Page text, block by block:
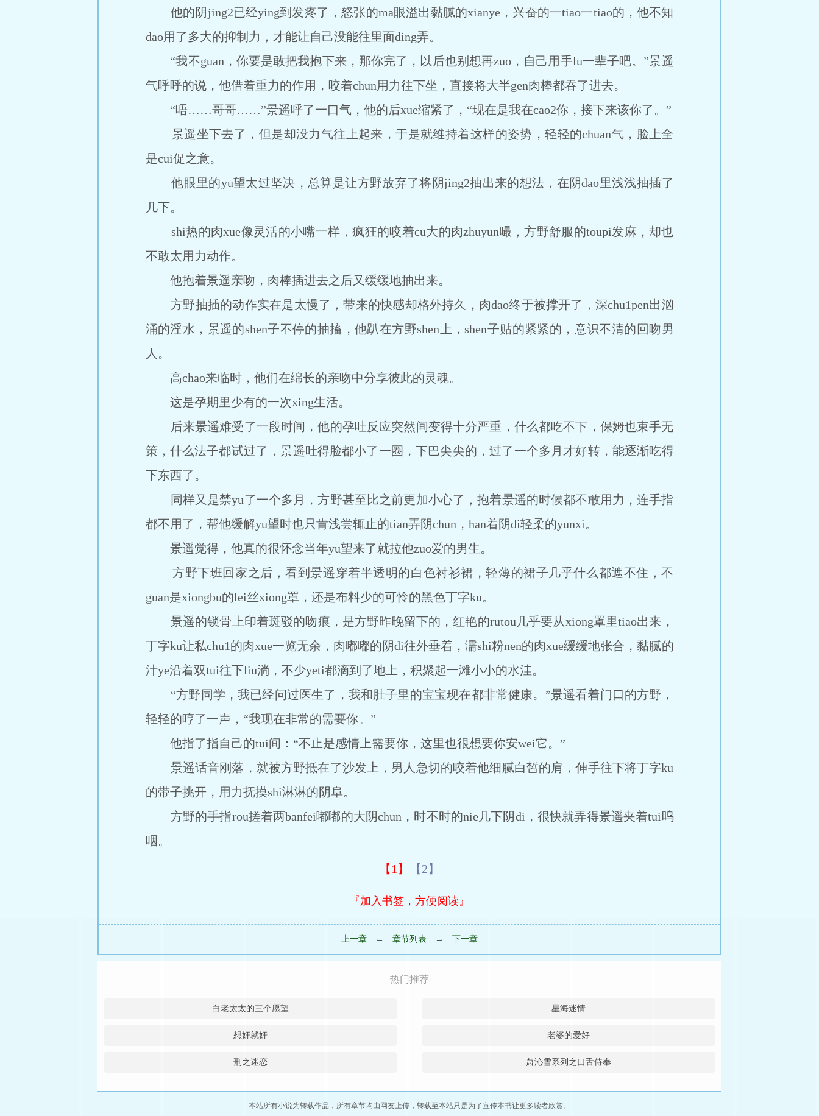
他的阴jing2已经ying到发疼了，怒张的ma眼溢出黏腻的xianye，兴奋的一tiao一tiao的，他不知
dao用了多大的抑制力，才能让自己没能往里面ding弄。
“我不guan，你要是敢把我抱下来，那你完了，以后也别想再zuo，自己用手lu一辈子吧。”景遥
气呼呼的说，他借着重力的作用，咬着chun用力往下坐，直接将大半gen肉棒都吞了进去。
“唔……哥哥……”景遥呼了一口气，他的后xue缩紧了，“现在是我在cao2你，接下来该你了。”
景遥坐下去了，但是却没力气往上起来，于是就维持着这样的姿势，轻轻的chuan气，脸上全
是cui促之意。
他眼里的yu望太过坚决，总算是让方野放弃了将阴jing2抽出来的想法，在阴dao里浅浅抽插了
几下。
shi热的肉xue像灵活的小嘴一样，疯狂的咬着cu大的肉zhuyun嘬，方野舒服的toupi发麻，却也
不敢太用力动作。
他抱着景遥亲吻，肉棒插进去之后又缓缓地抽出来。
方野抽插的动作实在是太慢了，带来的快感却格外持久，肉dao终于被撑开了，深chu1pen出汹
涌的淫水，景遥的shen子不停的抽搐，他趴在方野shen上，shen子贴的紧紧的，意识不清的回吻男
人。
高chao来临时，他们在绵长的亲吻中分享彼此的灵魂。
这是孕期里少有的一次xing生活。
后来景遥难受了一段时间，他的孕吐反应突然间变得十分严重，什么都吃不下，保姆也束手无
策，什么法子都试过了，景遥吐得脸都小了一圈，下巴尖尖的，过了一个多月才好转，能逐渐吃得
下东西了。
同样又是禁yu了一个多月，方野甚至比之前更加小心了，抱着景遥的时候都不敢用力，连手指
都不用了，帮他缓解yu望时也只肯浅尝辄止的tian弄阴chun，han着阴di轻柔的yunxi。
景遥觉得，他真的很怀念当年yu望来了就拉他zuo爱的男生。
方野下班回家之后，看到景遥穿着半透明的白色衬衫裙，轻薄的裙子几乎什么都遮不住，不
guan是xiongbu的lei丝xiong罩，还是布料少的可怜的黑色丁字ku。
景遥的锁骨上印着斑驳的吻痕，是方野昨晚留下的，红艳的rutou几乎要从xiong罩里tiao出来，
丁字ku让私chu1的肉xue一览无余，肉嘟嘟的阴di往外垂着，濡shi粉nen的肉xue缓缓地张合，黏腻的
汁ye沿着双tui往下liu淌，不少yeti都滴到了地上，积聚起一滩小小的水洼。
“方野同学，我已经问过医生了，我和肚子里的宝宝现在都非常健康。”景遥看着门口的方野，
轻轻的哼了一声，“我现在非常的需要你。”
他指了指自己的tui间：“不止是感情上需要你，这里也很想要你安wei它。”
景遥话音刚落，就被方野抵在了沙发上，男人急切的咬着他细腻白皙的肩，伸手往下将丁字ku
的带子挑开，用力抚摸shi淋淋的阴阜。
方野的手指rou搓着两banfei嘟嘟的大阴chun，时不时的nie几下阴di，很快就弄得景遥夹着tui呜
咽。
【1】 【2】
『加入书签，方便阅读』
上一章 ← 章节列表 → 下一章
热门推荐
白老太太的三个愿望 星海迷情
想奸就奸 老婆的爱好
刑之迷恋 萧沁雪系列之口舌侍奉
本站所有小说为转载作品，所有章节均由网友上传，转载至本站只是为了宣传本书让更多读者欣赏。